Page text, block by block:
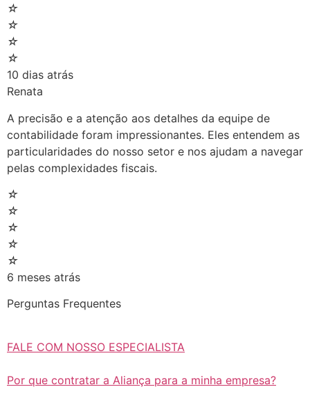
☆
☆
☆
☆
10 dias atrás
Renata
A precisão e a atenção aos detalhes da equipe de
contabilidade foram impressionantes. Eles entendem as
particularidades do nosso setor e nos ajudam a navegar
pelas complexidades fiscais.
☆
☆
☆
☆
☆
6 meses atrás
Perguntas Frequentes
FALE COM NOSSO ESPECIALISTA
Por que contratar a Aliança para a minha empresa?